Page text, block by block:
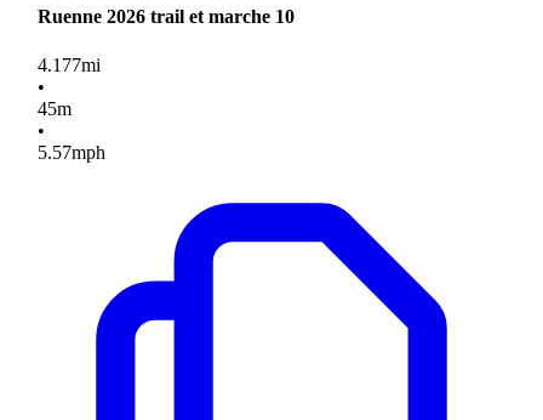
Ruenne 2026 trail et marche 10
4.177mi
•
45m
•
5.57mph